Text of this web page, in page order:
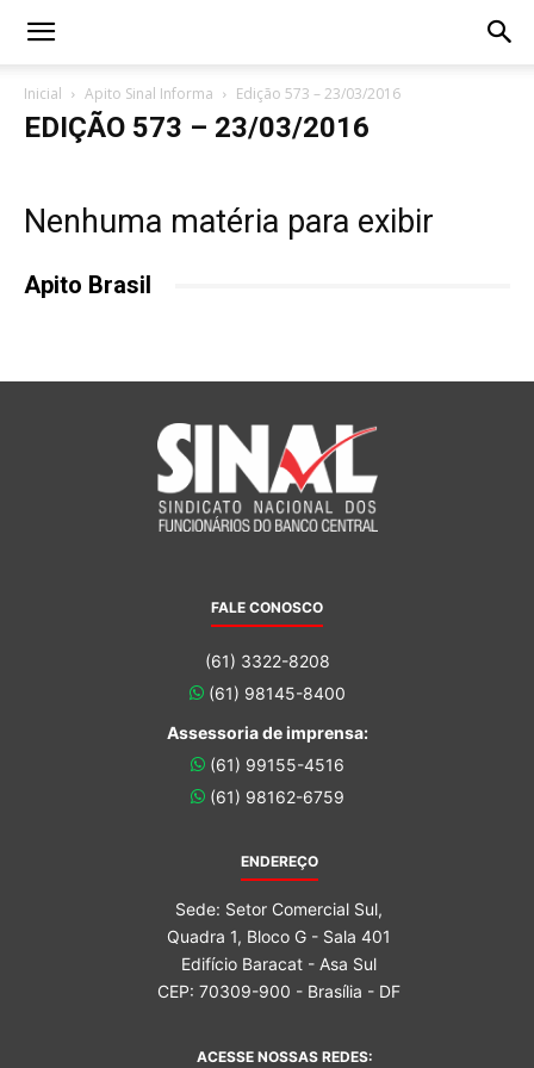
Inicial Apito Sinal Informa Edição 573 – 23/03/2016
EDIÇÃO 573 – 23/03/2016
Nenhuma matéria para exibir
Apito Brasil
FALE CONOSCO
(61) 3322-8208
(61) 98145-8400
Assessoria de imprensa:
(61) 99155-4516
(61) 98162-6759
ENDEREÇO
Sede: Setor Comercial Sul,
Quadra 1, Bloco G - Sala 401
Edifício Baracat - Asa Sul
CEP: 70309-900 - Brasília - DF
ACESSE NOSSAS REDES: